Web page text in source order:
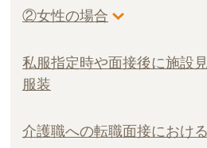
②女性の場合
私服指定時や面接後に施設
服装
介護職への転職面接におけ